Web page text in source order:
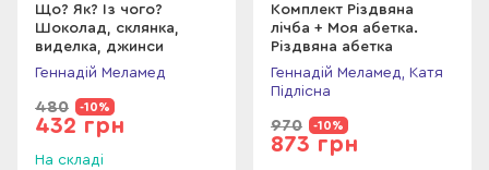
Що? Як? Із чого?
Шоколад, склянка,
виделка, джинси
Геннадій Меламед
480 -10%
432 грн
На складі
Комплект Різдвяна
лічба + Моя абетка.
Різдвяна абетка
Геннадій Меламед, Катя
Підлісна
970 -10%
873 грн